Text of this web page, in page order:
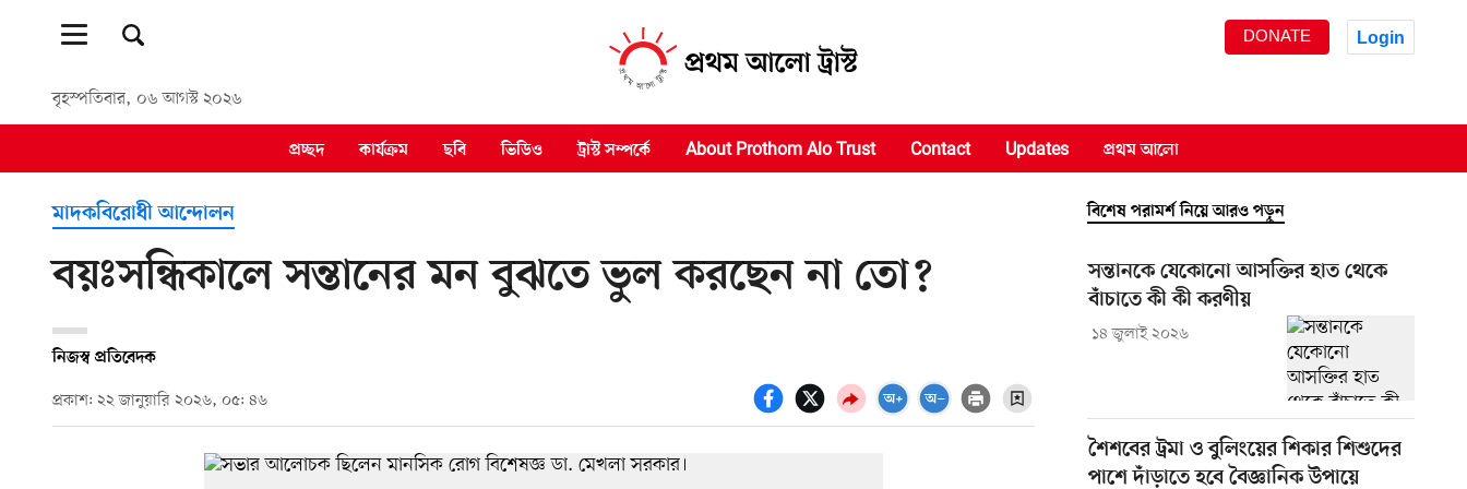
বৃহস্পতিবার, ০৬ আগস্ট ২০২৬
DONATE Login
প্রচ্ছদ কার্যক্রম ছবি ভিডিও ট্রাস্ট সম্পর্কে About Prothom Alo Trust Contact Updates প্রথম আলো
মাদকবিরোধী আন্দোলন
বয়ঃসন্ধিকালে সন্তানের মন বুঝতে ভুল করছেন না তো?
নিজস্ব প্রতিবেদক
প্রকাশ: ২২ জানুয়ারি ২০২৬, ০৫: ৪৬
বিশেষ পরামর্শ নিয়ে আরও পড়ুন
সন্তানকে যেকোনো আসক্তির হাত থেকে
বাঁচাতে কী কী করণীয়
১৪ জুলাই ২০২৬
শৈশবের ট্রমা ও বুলিংয়ের শিকার শিশুদের
পাশে দাঁড়াতে হবে বৈজ্ঞানিক উপায়ে